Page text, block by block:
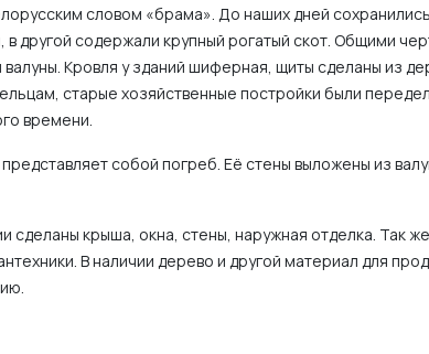
словом «брама». До наших дней
другой содержали крупный рогатый скот. Общими
Кровля у зданий шиферная, щиты сделаны из
старые хозяйственные постройки были
времени.
собой погреб. Её стены выложены из
сделаны крыша, окна, стены, наружная отделка. Так же
В наличии дерево и другой материал для